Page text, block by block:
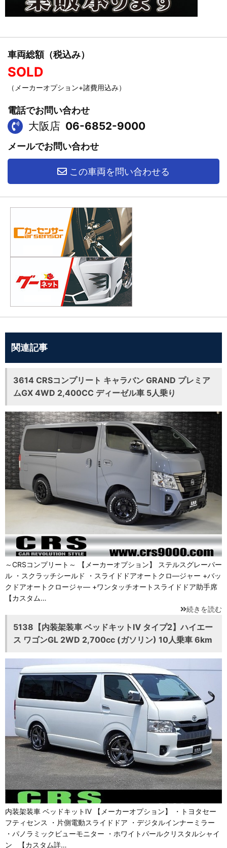
車両総額（税込み）
SOLD
（メーカーオプション+諸費用込み）
電話でお問い合わせ
大阪店 06-6852-9000
メールでお問い合わせ
この車両を問い合わせる
関連記事
3614 CRSコンプリート キャラバン GRAND プレミア
ムGX 4WD 2,400CC ディーゼル車 5人乗り
～CRSコンプリート～ 【メーカーオプション】 ステルスグレーパー
ル ・スクラッチシールド ・スライドドアオートクロ―ジャー +バッ
クドアオートクロージャ― +ワンタッチオートスライドドア助手席
【カスタム…
続きを読む
5138【内装架装車 ベッドキットⅣ タイプ2】ハイエー
ス ワゴンGL 2WD 2,700cc (ガソリン) 10人乗車 6km
内装架装車 ベッドキットⅣ 【メーカーオプション】 ・トヨタセー
フティセンス ・片側電動スライドドア ・デジタルインナーミラー
・パノラミックビューモニター ・ホワイトパールクリスタルシャイ
ン 【カスタム詳…